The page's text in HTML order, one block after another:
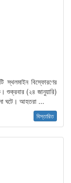
স্থলমাইন বিস্ফোরণের
শুক্রবার (২৪ জানুয়ারি)
ঘটে। আহতরা ...
বিস্তারিত